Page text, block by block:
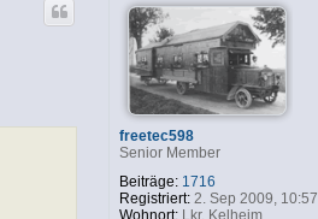
k
t
d
a
t
e
n
d
g
freetec598
Senior Member
Beiträge: 1716
Registriert:2. Sep 2009, 10:57
Wohnort:Lkr. Kelheim